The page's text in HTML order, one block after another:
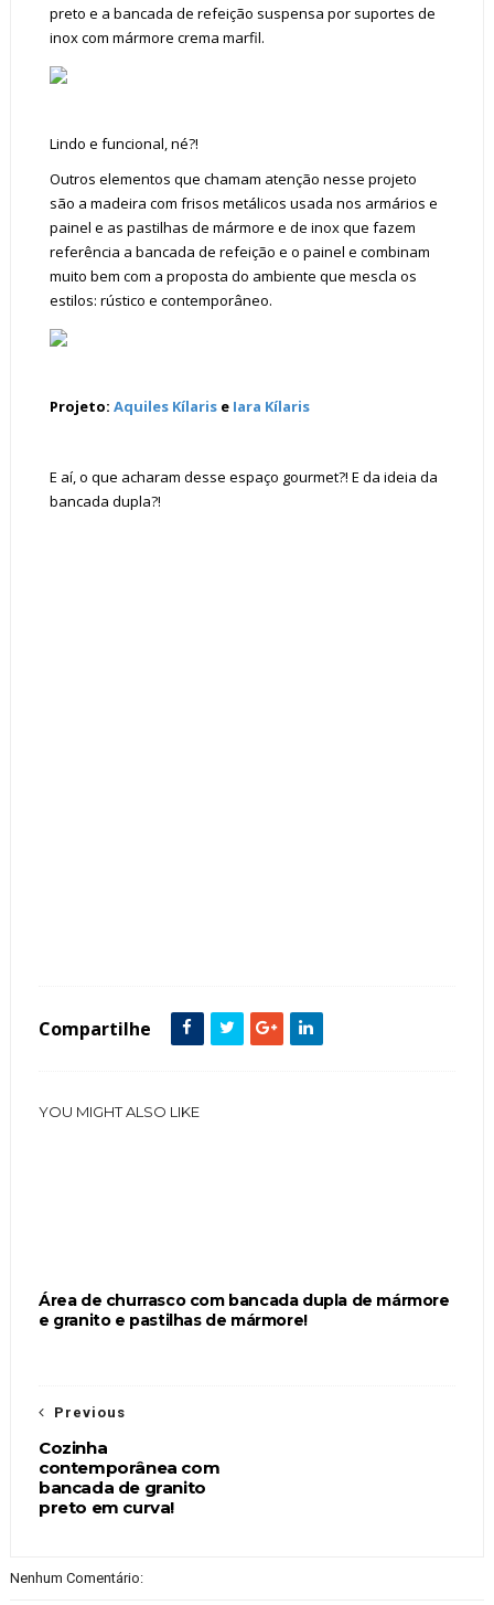
preto e a bancada de refeição suspensa por suportes de
inox com mármore crema marfil.
Lindo e funcional, né?!
Outros elementos que chamam atenção nesse projeto
são a madeira com frisos metálicos usada nos armários e
painel e as pastilhas de mármore e de inox que fazem
referência a bancada de refeição e o painel e combinam
muito bem com a proposta do ambiente que mescla os
estilos: rústico e contemporâneo.
Projeto: Aquiles Kílarise Iara Kílaris
E aí, o que acharam desse espaço gourmet?! E da ideia da
bancada dupla?!
Compartilhe
YOU MIGHT ALSO LIKE
Área de churrasco com bancada dupla de mármore
e granito e pastilhas de mármore!
Previous
Cozinha
contemporânea com
bancada de granito
preto em curva!
Nenhum Comentário: